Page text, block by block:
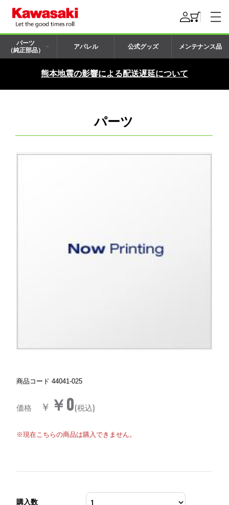
パーツ
（純正部品）
アパレル 公式グッズ メンテナンス品
熊本地震の影響による配送遅延について
パーツ
商品コード 44041-025
価格 ￥ ￥0(税込)
※現在こちらの商品は購入できません。
購入数